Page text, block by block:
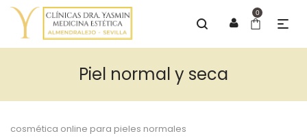
0
Piel normal y seca
cosmética online para pieles normales